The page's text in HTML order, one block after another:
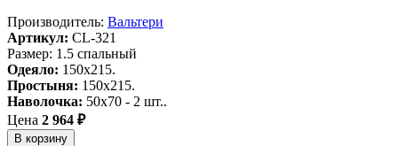
Производитель: Вальтери
Артикул: CL-321
Размер: 1.5 спальный
Одеяло: 150x215.
Простыня: 150x215.
Наволочка: 50x70 - 2 шт..
Цена 2 964 ₽
В корзину